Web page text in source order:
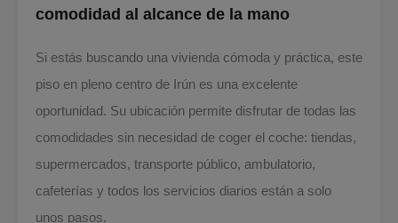
comodidad al alcance de la mano
Si estás buscando una vivienda cómoda y práctica, este
piso en pleno centro de Irún es una excelente
oportunidad. Su ubicación permite disfrutar de todas las
comodidades sin necesidad de coger el coche: tiendas,
supermercados, transporte público, ambulatorio,
cafeterías y todos los servicios diarios están a solo
unos pasos.